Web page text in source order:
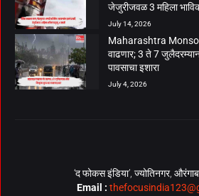
जेजुरीजवळ 3 महिला
July 14, 2026
Maharashtra Monsoon
वाढणार; 3 ते 7
पावसाचा इशारा
July 4, 2026
‘द फोकस इंडिया’, ज्योतिनगर,
Email :